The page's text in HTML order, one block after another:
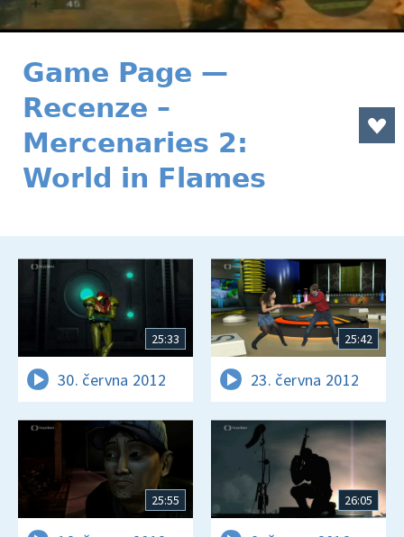
Game Page —
Recenze –
Mercenaries 2:
World in Flames
25:33
30. června 2012
25:42
23. června 2012
25:55 26:05